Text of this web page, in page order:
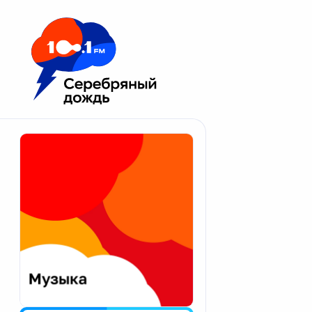
Москва 100.1 FM
Апатиты
Екатеринбург
Калининград
Калуга